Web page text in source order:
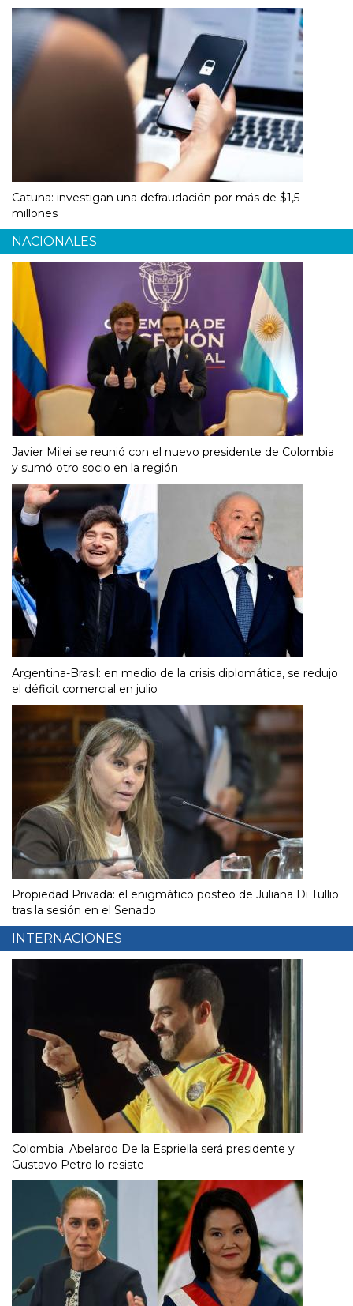
Catuna: investigan una defraudación por más de $1,5
millones
NACIONALES
Javier Milei se reunió con el nuevo presidente de Colombia
y sumó otro socio en la región
Argentina-Brasil: en medio de la crisis diplomática, se redujo
el déficit comercial en julio
Propiedad Privada: el enigmático posteo de Juliana Di Tullio
tras la sesión en el Senado
INTERNACIONES
Colombia: Abelardo De la Espriella será presidente y
Gustavo Petro lo resiste